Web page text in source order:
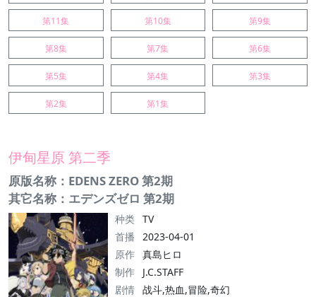
第11集 第10集 第9集
第8集 第7集 第6集
第5集 第4集 第3集
第2集 第1集
伊甸星原 第二季
原版名称：EDENS ZERO 第2期
其它名称：エデンズゼロ 第2期
种类 TV
首播
2023-04-01
原作 真島ヒロ
制作
J.C.STAFF
剧情 战斗,热血,冒险,奇幻